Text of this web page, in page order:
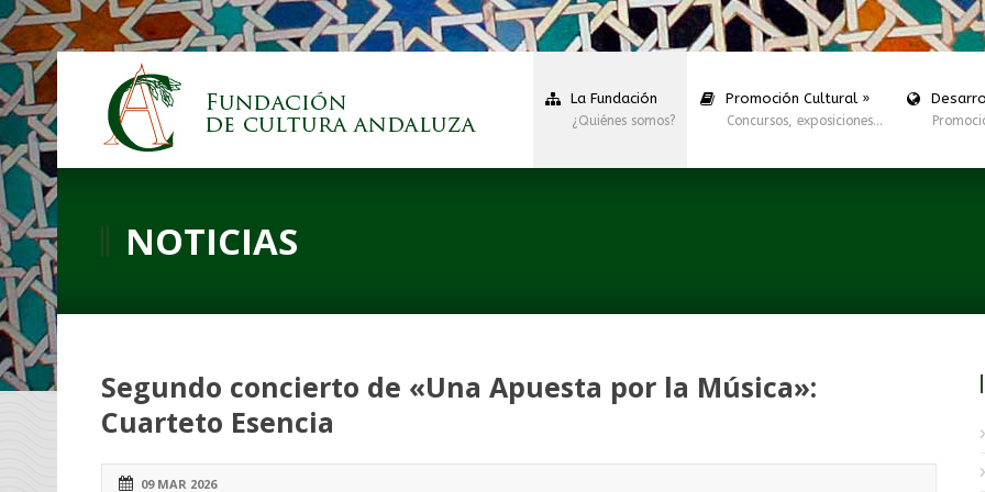
La Fundación
¿Quiénes somos?
Promoción Cultural»
Concursos, exposiciones…
NOTICIAS
Segundo concierto de «Una Apuesta por la Música»:
Cuarteto Esencia
09 MAR 2026